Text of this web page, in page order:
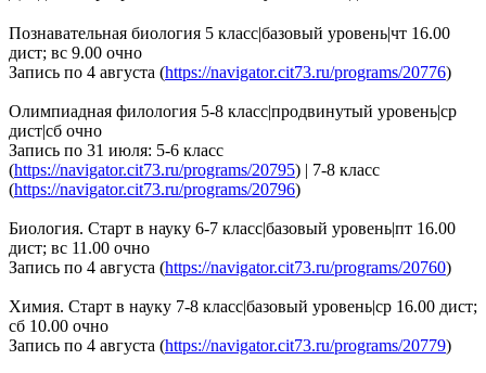
Познавательная биология 5 класс|базовый уровень|чт 16.00
дист; вс 9.00 очно
Запись по 4 августа (https://navigator.cit73.ru/programs/20776)
Олимпиадная филология 5-8 класс|продвинутый уровень|ср
дист|сб очно
Запись по 31 июля: 5-6 класс
(https://navigator.cit73.ru/programs/20795) | 7-8 класс
(https://navigator.cit73.ru/programs/20796)
Биология. Старт в науку 6-7 класс|базовый уровень|пт 16.00
дист; вс 11.00 очно
Запись по 4 августа (https://navigator.cit73.ru/programs/20760)
Химия. Старт в науку 7-8 класс|базовый уровень|ср 16.00 дист;
сб 10.00 очно
Запись по 4 августа (https://navigator.cit73.ru/programs/20779)